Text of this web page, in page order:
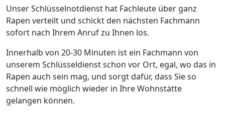
Unser Schlüsselnotdienst hat Fachleute über ganz
Rapen verteilt und schickt den nächsten Fachmann
sofort nach Ihrem Anruf zu Ihnen los.
Innerhalb von 20-30 Minuten ist ein Fachmann von
unserem Schlüsseldienst schon vor Ort, egal, wo das in
Rapen auch sein mag, und sorgt dafür, dass Sie so
schnell wie möglich wieder in Ihre Wohnstätte
gelangen können.